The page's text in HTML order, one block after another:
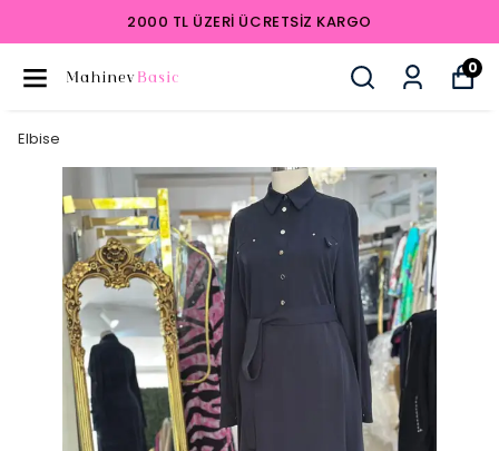
2000 TL ÜZERI ÜCRETSIZ KARGO
0
Elbise